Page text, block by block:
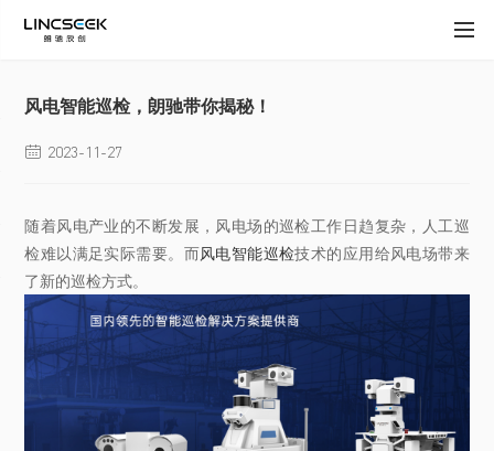
风电智能巡检，朗驰带你揭秘！
 2023-11-27
随着风电产业的不断发展，风电场的巡检工作日趋复杂，人工巡
检难以满足实际需要。而风电智能巡检技术的应用给风电场带来
了新的巡检方式。